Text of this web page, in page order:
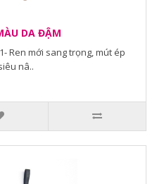
DA ĐẬM
Ren mới sang trọng, mút ép
nâ..